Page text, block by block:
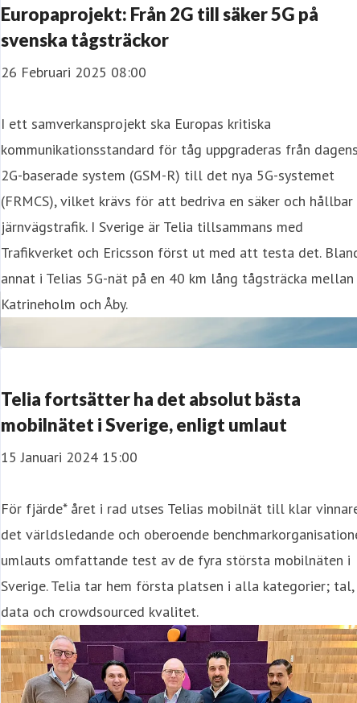
Europaprojekt: Från 2G till säker 5G på
svenska tågsträckor
26 Februari 2025 08:00
I ett samverkansprojekt ska Europas kritiska
kommunikationsstandard för tåg uppgraderas från
2G-baserade system (GSM-R) till det nya 5G-systemet
(FRMCS), vilket krävs för att bedriva en säker och hållbar
järnvägstrafik. I Sverige är Telia tillsammans med
Trafikverket och Ericsson först ut med att testa det.
annat i Telias 5G-nät på en 40 km lång tågsträcka mellan
Katrineholm och Åby.
Telia fortsätter ha det absolut bästa
mobilnätet i Sverige, enligt umlaut
15 Januari 2024 15:00
För fjärde* året i rad utses Telias mobilnät till klar
det världsledande och oberoende
umlauts omfattande test av de fyra största mobilnäten i
Sverige. Telia tar hem första platsen i alla kategorier; tal,
data och crowdsourced kvalitet.